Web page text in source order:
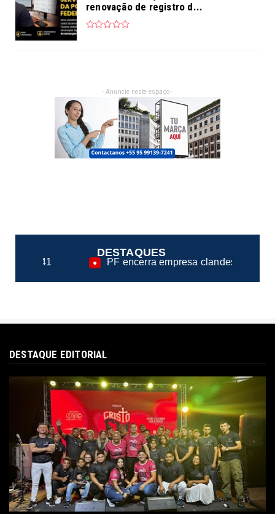
renovação de registro d...
- Anuncie neste espaço -
DESTAQUES
PF encerra empresa clandestina na fiscalização de
DESTAQUE EDITORIAL